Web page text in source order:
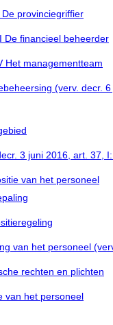
provinciegriffier
De financieel beheerder
Het managementteam
(verv. decr.
3 juni 2016, art. 37,
van het personeel
van het personeel
rechten en plichten
van het personeel